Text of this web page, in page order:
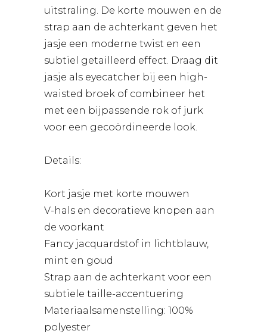
uitstraling. De korte mouwen en de
strap aan de achterkant geven het
jasje een moderne twist en een
subtiel getailleerd effect. Draag dit
jasje als eyecatcher bij een high-
waisted broek of combineer het
met een bijpassende rok of jurk
voor een gecoördineerde look.
Details:
Kort jasje met korte mouwen
V-hals en decoratieve knopen aan
de voorkant
Fancy jacquardstof in lichtblauw,
mint en goud
Strap aan de achterkant voor een
subtiele taille-accentuering
Materiaalsamenstelling: 100%
polyester